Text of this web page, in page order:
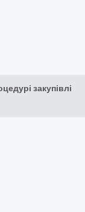
закупівлі